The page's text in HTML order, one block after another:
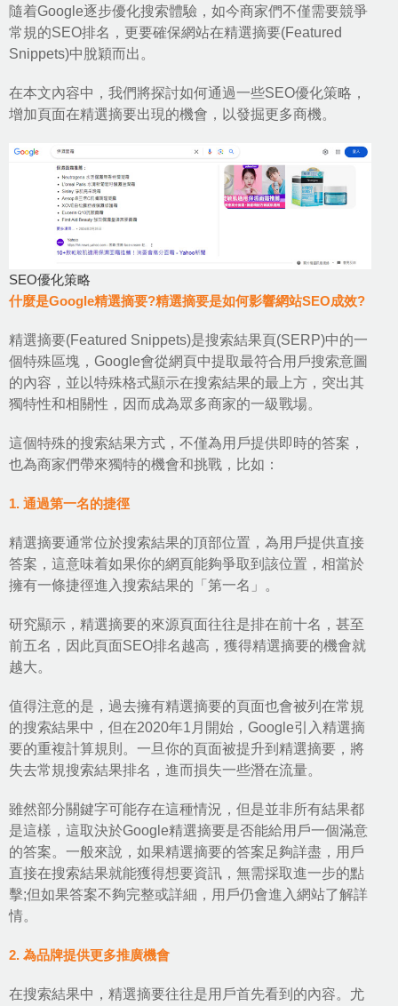
隨着Google逐步優化搜索體驗，如今商家們不僅需要競爭
常規的SEO排名，更要確保網站在精選摘要(Featured
Snippets)中脫穎而出。
在本文內容中，我們將探討如何通過一些SEO優化策略 ，
增加頁面在精選摘要出現的機會，以發掘更多商機。
SEO優化策略
什麼是Google精選摘要?精選摘要是如何影響網站SEO成效?
精選摘要(Featured Snippets)是搜索結果頁(SERP)中的一
個特殊區塊，Google會從網頁中提取最符合用戶搜索意圖
的內容，並以特殊格式顯示在搜索結果的最上方，突出其
獨特性和相關性，因而成為眾多商家的一級戰場。
這個特殊的搜索結果方式，不僅為用戶提供即時的答案，
也為商家們帶來獨特的機會和挑戰，比如：
1. 通過第一名的捷徑
精選摘要通常位於搜索結果的頂部位置，為用戶提供直接
答案，這意味着如果你的網頁能夠爭取到該位置，相當於
擁有一條捷徑進入搜索結果的「第一名」。
研究顯示，精選摘要的來源頁面往往是排在前十名，甚至
前五名，因此頁面SEO排名越高，獲得精選摘要的機會就
越大。
值得注意的是，過去擁有精選摘要的頁面也會被列在常規
的搜索結果中，但在2020年1月開始，Google引入精選摘
要的重複計算規則。一旦你的頁面被提升到精選摘要，將
失去常規搜索結果排名，進而損失一些潛在流量。
雖然部分關鍵字可能存在這種情況，但是並非所有結果都
是這樣，這取決於Google精選摘要是否能給用戶一個滿意
的答案。一般來說，如果精選摘要的答案足夠詳盡，用戶
直接在搜索結果就能獲得想要資訊，無需採取進一步的點
擊;但如果答案不夠完整或詳細，用戶仍會進入網站了解詳
情。
2. 為品牌提供更多推廣機會
在搜索結果中，精選摘要往往是用戶首先看到的內容。尤